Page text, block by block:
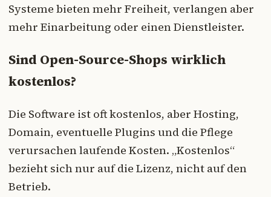
Systeme bieten mehr Freiheit, verlangen aber
mehr Einarbeitung oder einen Dienstleister.
Sind Open-Source-Shops wirklich
kostenlos?
Die Software ist oft kostenlos, aber Hosting,
Domain, eventuelle Plugins und die Pflege
verursachen laufende Kosten. „Kostenlos“
bezieht sich nur auf die Lizenz, nicht auf den
Betrieb.